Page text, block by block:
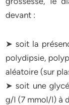
devant :
➤ soit la
polydipsie,
aléatoire (sur
➤ soit une
g/l (7 mmol/l) à